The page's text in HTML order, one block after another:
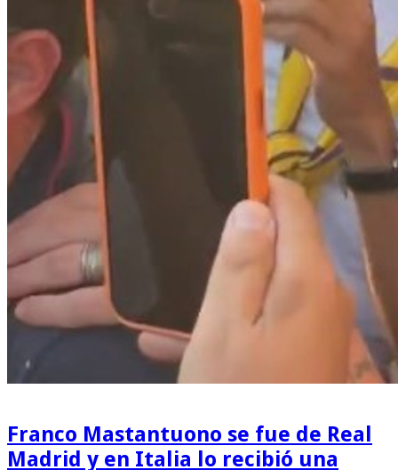
Franco Mastantuono se fue de Real
Madrid y en Italia lo recibió una